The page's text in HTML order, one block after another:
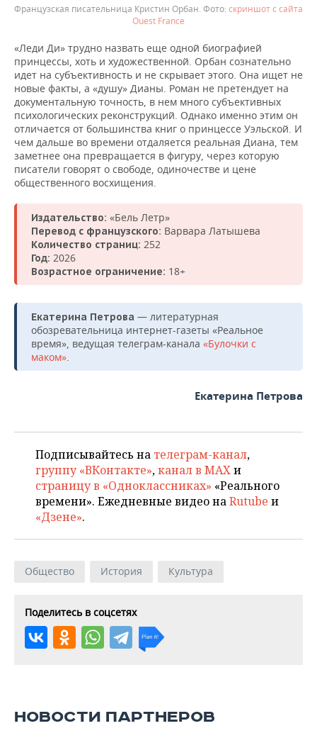
Французская писательница Кристин Орбан.
скриншот с сайта
Ouest France
«Леди Ди» трудно назвать еще одной биографией
принцессы, хоть и художественной. Орбан сознательно
идет на субъективность и не скрывает этого. Она ищет не
новые факты, а «душу» Дианы. Роман не претендует на
документальную точность, в нем много субъективных
психологических реконструкций. Однако именно этим он
отличается от большинства книг о принцессе Уэльской. И
чем дальше во времени отдаляется реальная Диана, тем
заметнее она превращается в фигуру, через которую
писатели говорят о свободе, одиночестве и цене
общественного восхищения.
Издательство: «Бель Летр»
Перевод с французского: Варвара Латышева
Количество страниц: 252
Год: 2026
Возрастное ограничение: 18+
Екатерина Петрова — литературная
обозревательница интернет-газеты «Реальное
время», ведущая телеграм-канала «Булочки с
маком».
Екатерина Петрова
Подписывайтесь на телеграм-канал,
группу «ВКонтакте»,канал в MAXи
страницу в «Одноклассниках» «Реального
времени». Ежедневные видео наRutube и
«Дзене».
Общество История Культура
Поделитесь в соцсетях
НОВОСТИ ПАРТНЕРОВ